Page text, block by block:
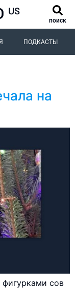
поиск
ПОДКАСТЫ
на
сов